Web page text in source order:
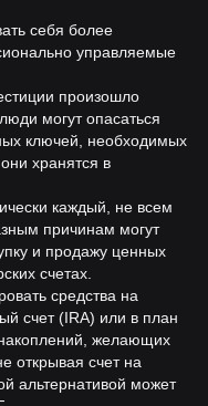
себя более
управляемые
произошло
могут опасаться
ключей, необходимых
хранятся в
каждый, не всем
причинам могут
и продажу ценных
счетах.
средства на
счет (IRA) или в план
желающих
открывая счет на
альтернативой может